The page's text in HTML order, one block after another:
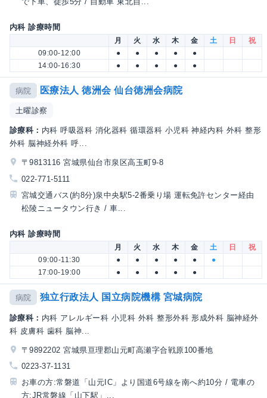
内科 診療時間
月 火 水 木 金 土 日
祝
09:00-12:00
● ● ● ●
●
14:00-16:30
● ● ● ● ●
病院 医療法人 徳洲会 仙台徳洲会病院
土曜診察
診療科： 内科 呼吸器科 消化器科 循環器科 小児科 神経内科 外科 整形
外科 脳神経外科 呼...
〒9813116 宮城県仙台市泉区高玉町9-8
022-771-5111
宮城交通バス(約8分)泉中央駅5-2番乗り場 運転免許センター経由
松陵ニュータウン行き / 車...
内科 診療時間
月 火 水 木 金 土 日
祝
09:00-11:30
● ● ● ● ●
●
17:00-19:00
● ● ● ● ●
病院 独立行政法人 国立病院機構 宮城病院
診療科： 内科 アレルギー科 小児科 外科 整形外科 形成外科 脳神経外
科 皮膚科 歯科 脳神...
〒9892202 宮城県亘理郡山元町高瀬字合戦原100番地
0223-37-1131
お車の方:常磐道「山元IC」より国道6号線を南へ約10分 / 電車の
方:JR常磐線「山下駅」...